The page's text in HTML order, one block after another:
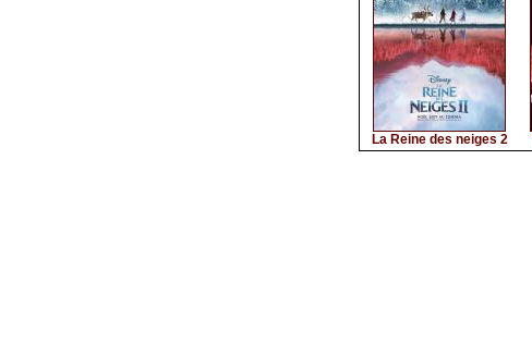
La Reine des neiges 2